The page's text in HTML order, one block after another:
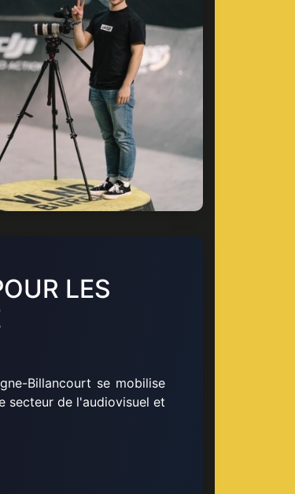
LES
Billancourt se mobilise
secteur de l'audiovisuel et